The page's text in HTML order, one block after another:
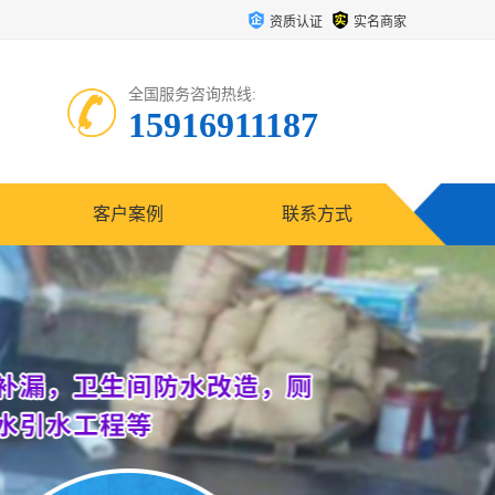
资质认证 实名商家
全国服务咨询热线:
15916911187
客户案例 联系方式